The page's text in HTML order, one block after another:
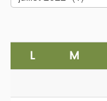
L
M